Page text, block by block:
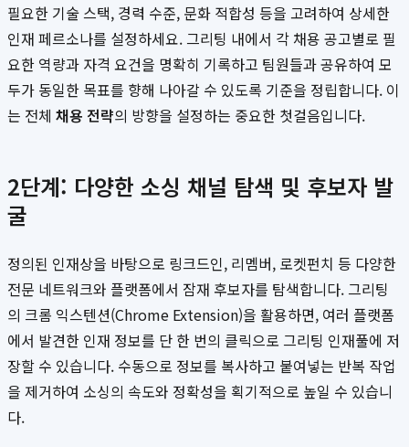
필요한 기술 스택, 경력 수준, 문화 적합성 등을 고려하여 상세한
인재 페르소나를 설정하세요. 그리팅 내에서 각 채용 공고별로 필
요한 역량과 자격 요건을 명확히 기록하고 팀원들과 공유하여 모
두가 동일한 목표를 향해 나아갈 수 있도록 기준을 정립합니다. 이
는 전체 채용 전략의 방향을 설정하는 중요한 첫걸음입니다.
2단계: 다양한 소싱 채널 탐색 및 후보자 발
굴
정의된 인재상을 바탕으로 링크드인, 리멤버, 로켓펀치 등 다양한
전문 네트워크와 플랫폼에서 잠재 후보자를 탐색합니다. 그리팅
의 크롬 익스텐션(Chrome Extension)을 활용하면, 여러 플랫폼
에서 발견한 인재 정보를 단 한 번의 클릭으로 그리팅 인재풀에 저
장할 수 있습니다. 수동으로 정보를 복사하고 붙여넣는 반복 작업
을 제거하여 소싱의 속도와 정확성을 획기적으로 높일 수 있습니
다.